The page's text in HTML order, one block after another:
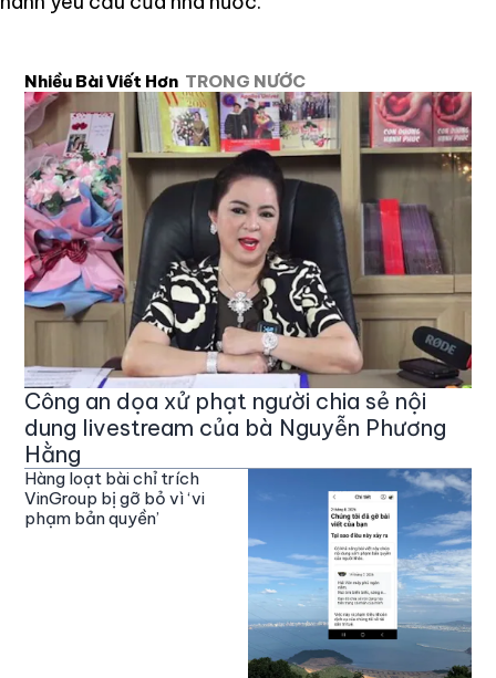
Nhiều Bài Viết Hơn TRONG NƯỚC
Công an dọa xử phạt người chia sẻ nội
dung livestream của bà Nguyễn Phương
Hằng
Hàng loạt bài chỉ trích
VinGroup bị gỡ bỏ vì ‘vi
phạm bản quyền’